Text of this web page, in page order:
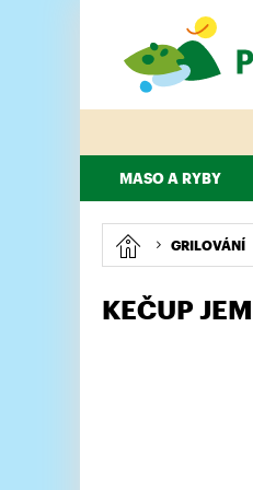
MASO A RYBY
VEPŘOVÉ
GRILOVÁNÍ
KEČUP